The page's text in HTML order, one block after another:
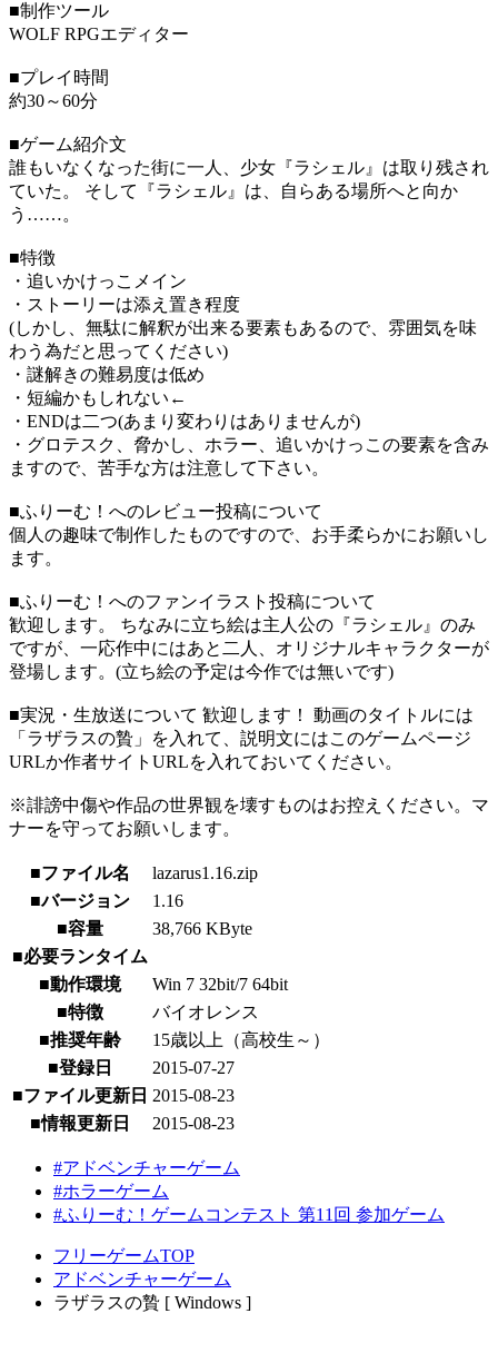
■制作ツール
WOLF RPGエディター
■プレイ時間
約30～60分
■ゲーム紹介文
誰もいなくなった街に一人、少女『ラシェル』は取り残され
ていた。 そして『ラシェル』は、自らある場所へと向か
う……。
■特徴
・追いかけっこメイン
・ストーリーは添え置き程度
(しかし、無駄に解釈が出来る要素もあるので、雰囲気を味
わう為だと思ってください)
・謎解きの難易度は低め
・短編かもしれない←
・ENDは二つ(あまり変わりはありませんが)
・グロテスク、脅かし、ホラー、追いかけっこの要素を含み
ますので、苦手な方は注意して下さい。
■ふりーむ！へのレビュー投稿について
個人の趣味で制作したものですので、お手柔らかにお願いし
ます。
■ふりーむ！へのファンイラスト投稿について
歓迎します。 ちなみに立ち絵は主人公の『ラシェル』のみ
ですが、一応作中にはあと二人、オリジナルキャラクターが
登場します。(立ち絵の予定は今作では無いです)
■実況・生放送について 歓迎します！ 動画のタイトルには
「ラザラスの贄」を入れて、説明文にはこのゲームページ
URLか作者サイトURLを入れておいてください。
※誹謗中傷や作品の世界観を壊すものはお控えください。マ
ナーを守ってお願いします。
■ファイル名
lazarus1.16.zip
■バージョン
1.16
■容量
38,766 KByte
■必要ランタイム
■動作環境
Win 7 32bit/7 64bit
■特徴
バイオレンス
■推奨年齢
15歳以上（高校生～）
■登録日
2015-07-27
■ファイル更新日 2015-08-23
■情報更新日
2015-08-23
#アドベンチャーゲーム
#ホラーゲーム
#ふりーむ！ゲームコンテスト 第11回 参加ゲーム
フリーゲームTOP
アドベンチャーゲーム
ラザラスの贄 [ Windows ]